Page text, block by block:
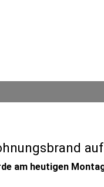
am heutigen